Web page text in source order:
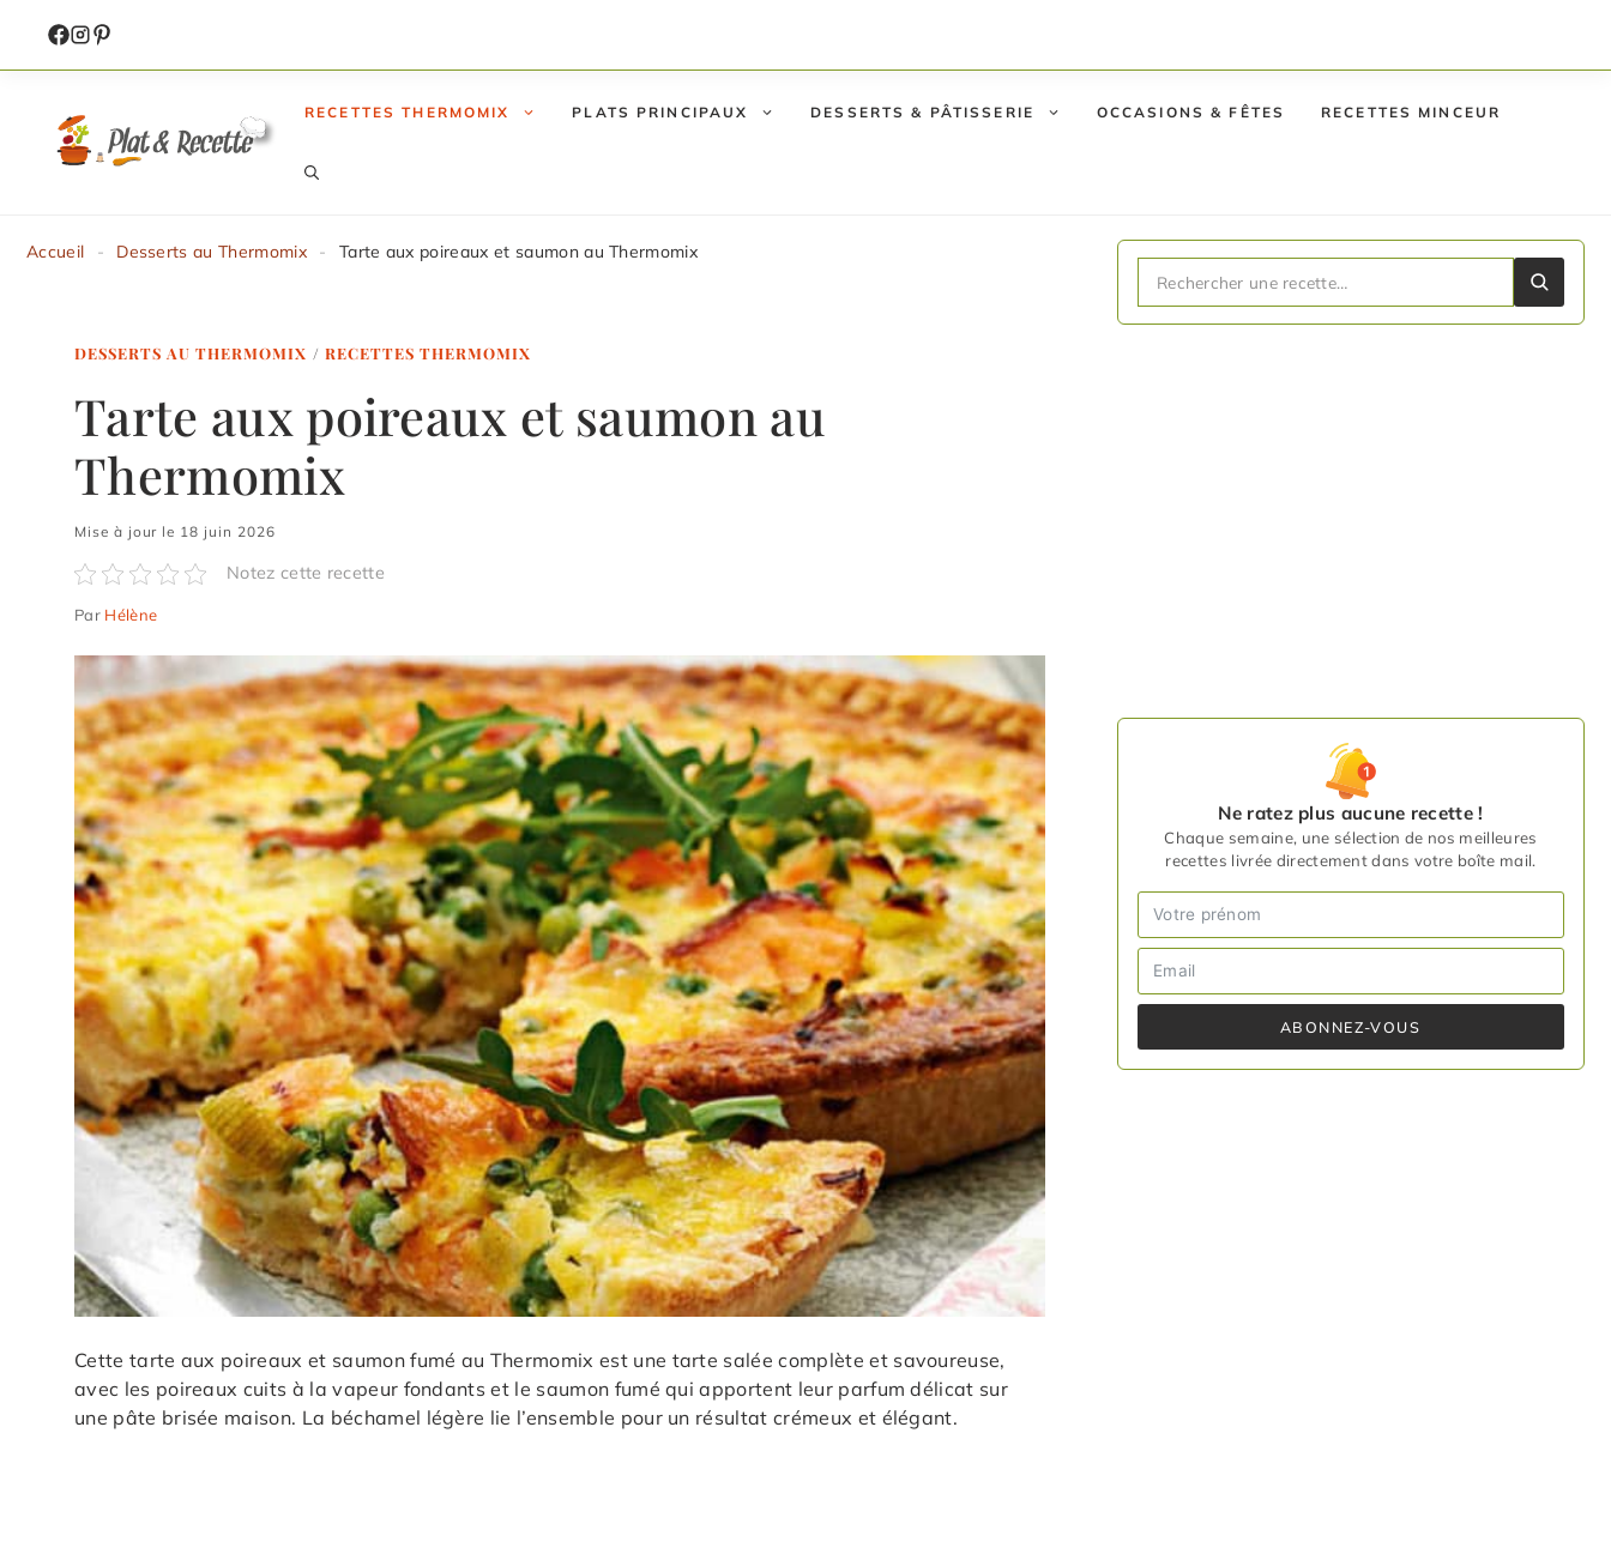
contenu
RECETTES THERMOMIX PLATS PRINCIPAUX DESSERTS & PÂTISSERIE OCCASIONS & FÊTES RECETTES MINCEUR
Accueil - Desserts au Thermomix - Tarte aux poireaux et saumon au Thermomix
DESSERTS AU THERMOMIX / RECETTES THERMOMIX
Tarte aux poireaux et saumon au
Thermomix
Mise à jour le 18 juin 2026
Notez cette recette
Par Hélène
Cette tarte aux poireaux et saumon fumé au Thermomix est une tarte salée complète et savoureuse,
avec les poireaux cuits à la vapeur fondants et le saumon fumé qui apportent leur parfum délicat sur
une pâte brisée maison. La béchamel légère lie l’ensemble pour un résultat crémeux et élégant.
Ne ratez plus aucune recette !
Chaque semaine, une sélection de nos meilleures
recettes livrée directement dans votre boîte mail.
ABONNEZ-VOUS